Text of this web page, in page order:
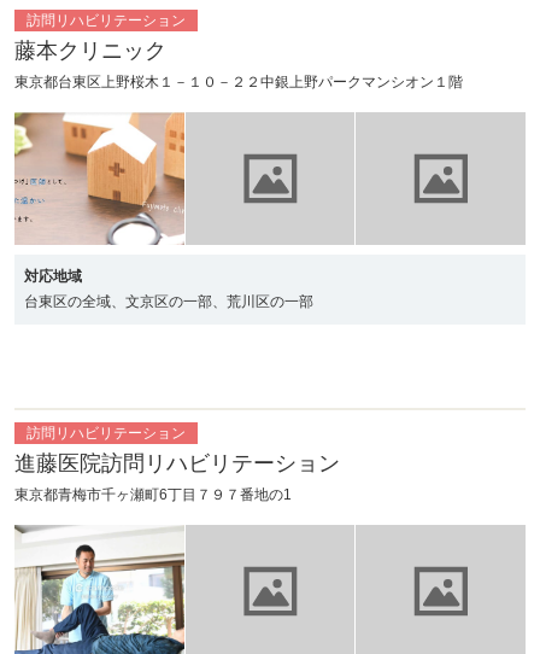
訪問リハビリテーション
藤本クリニック
東京都台東区上野桜木１－１０－２２中銀上野パークマンシオン１階
対応地域
台東区の全域、文京区の一部、荒川区の一部
訪問リハビリテーション
進藤医院訪問リハビリテーション
東京都青梅市千ヶ瀬町6丁目７９７番地の1